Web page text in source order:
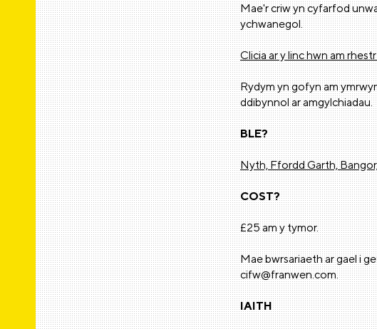
Mae'r criw yn cyfarfod
ychwanegol.
Clicia ar y linc hwn am
Rydym yn gofyn am
ddibynnol ar amgylchiadau.
BLE?
Nyth, Ffordd Garth,
COST?
£25 am y tymor.
Mae bwrsariaeth ar gael i
cifw@franwen.com.
IAITH